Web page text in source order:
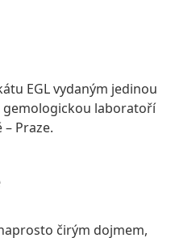
EGL vydaným jedinou
laboratoří
Praze.
čirým dojmem,